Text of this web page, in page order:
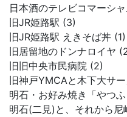
日本酒のテレビコマーシ
旧JR姫路駅 (3)
旧JR姫路駅 えきそば丼 (1)
旧居留地のドンナロイヤ
旧旧中央市民病院 (2)
旧神戸YMCAと木下大サ
明石・お好み焼き「やつ
明石(二見)と、それから